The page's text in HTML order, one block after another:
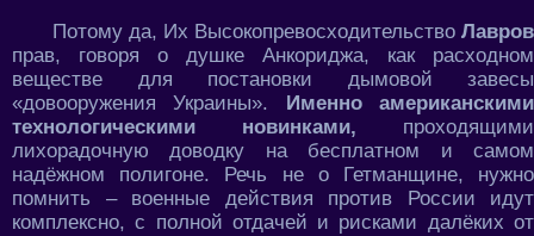
Потому да, Их Высокопревосходительство Лавров
прав, говоря о душке Анкориджа, как расходном
веществе для постановки дымовой завесы
«довооружения Украины». Именно американскими
технологическими новинками, проходящими
лихорадочную доводку на бесплатном и самом
надёжном полигоне. Речь не о Гетманщине, нужно
помнить – военные действия против России идут
комплексно, с полной отдачей и рисками далёких от